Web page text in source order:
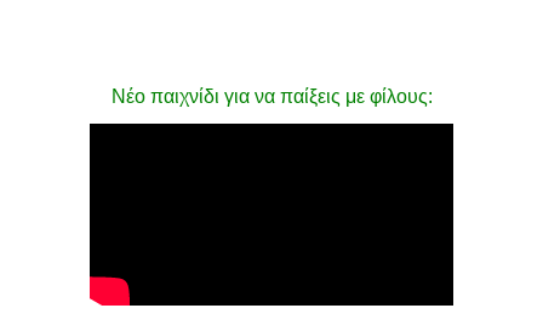
Νέο παιχνίδι για να παίξεις με φίλους: